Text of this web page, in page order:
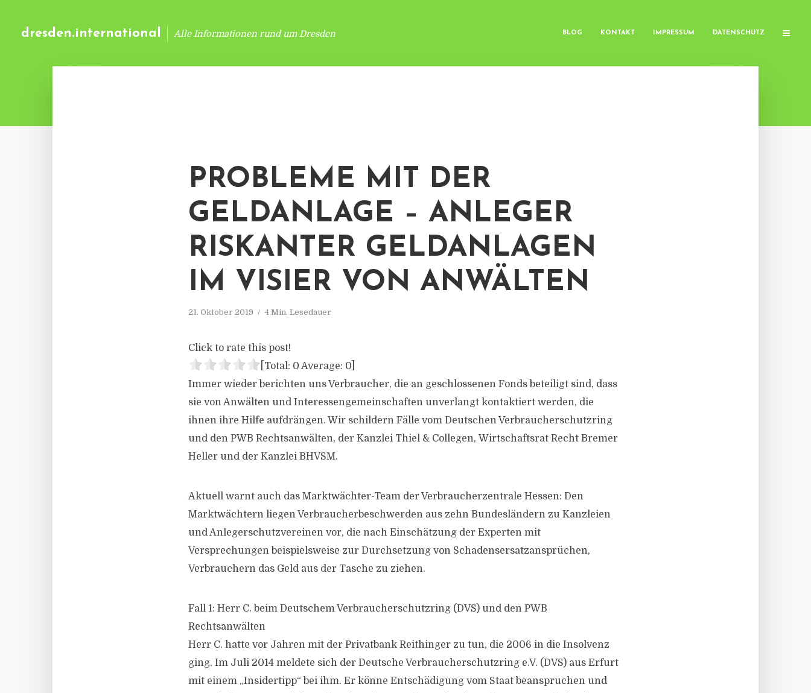
dresden.international Alle Informationen rund um Dresden BLOG KONTAKT IMPRESSUM DATENSCHUTZ
PROBLEME MIT DER
GELDANLAGE – ANLEGER
RISKANTER GELDANLAGEN
IM VISIER VON ANWÄLTEN
21. Oktober 2019 4 Min. Lesedauer
Click to rate this post!
[Total: 0 Average: 0
Immer wieder berichten uns Verbraucher, die an geschlossenen Fonds beteiligt sind, dass
sie von Anwälten und Interessengemeinschaften unverlangt kontaktiert werden, die
ihnen ihre Hilfe aufdrängen. Wir schildern Fälle vom Deutschen Verbraucherschutzring
und den PWB Rechtsanwälten, der Kanzlei Thiel & Collegen, Wirtschaftsrat Recht Bremer
Heller und der Kanzlei BHVSM.
Aktuell warnt auch das Marktwächter-Team der Verbraucherzentrale Hessen: Den
Marktwächtern liegen Verbraucherbeschwerden aus zehn Bundesländern zu Kanzleien
und Anlegerschutzvereinen vor, die nach Einschätzung der Experten mit
Versprechungen beispielsweise zur Durchsetzung von Schadensersatzansprüchen,
Verbrauchern das Geld aus der Tasche zu ziehen.
Fall 1: Herr C. beim Deutschem Verbraucherschutzring (DVS) und den PWB
Rechtsanwälten
Herr C. hatte vor Jahren mit der Privatbank Reithinger zu tun, die 2006 in die Insolvenz
ging. Im Juli 2014 meldete sich der Deutsche Verbraucherschutzring e.V. (DVS) aus Erfurt
mit einem „Insidertipp“ bei ihm. Er könne Entschädigung vom Staat beanspruchen und